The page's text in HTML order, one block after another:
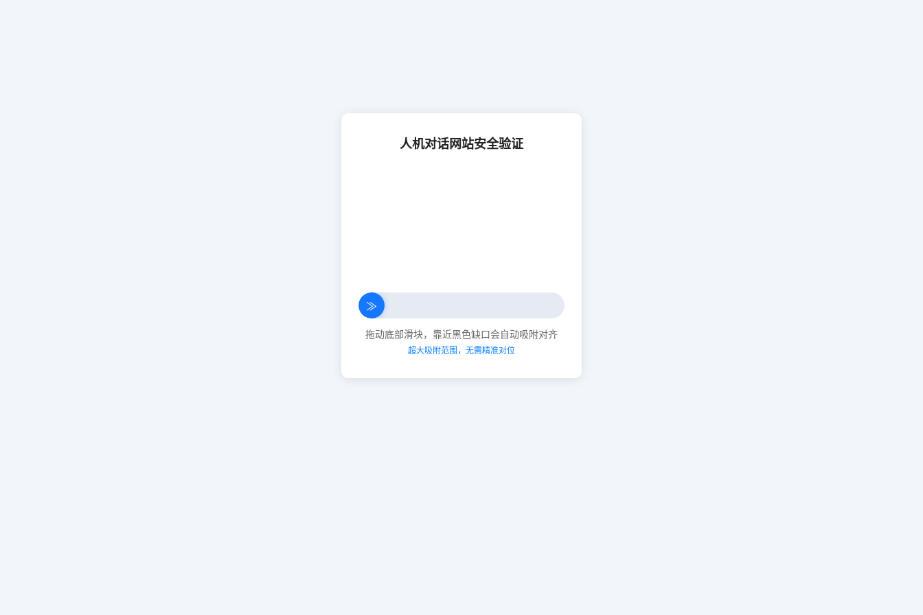
人机对话网站安全验证
≫
拖动底部滑块，靠近黑色缺口会自动吸附对齐
超大吸附范围，无需精准对位